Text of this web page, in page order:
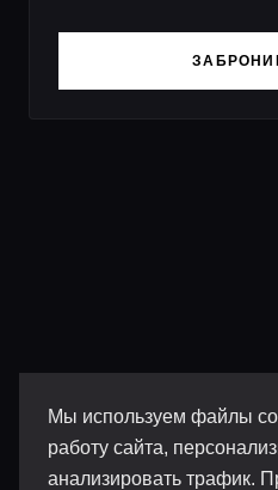
Мы используем файлы
работу сайта,
анализировать трафик.